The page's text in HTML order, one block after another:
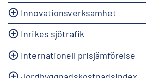
Innovationsverksamhet
Inrikes sjötrafik
Internationell prisjämförelse